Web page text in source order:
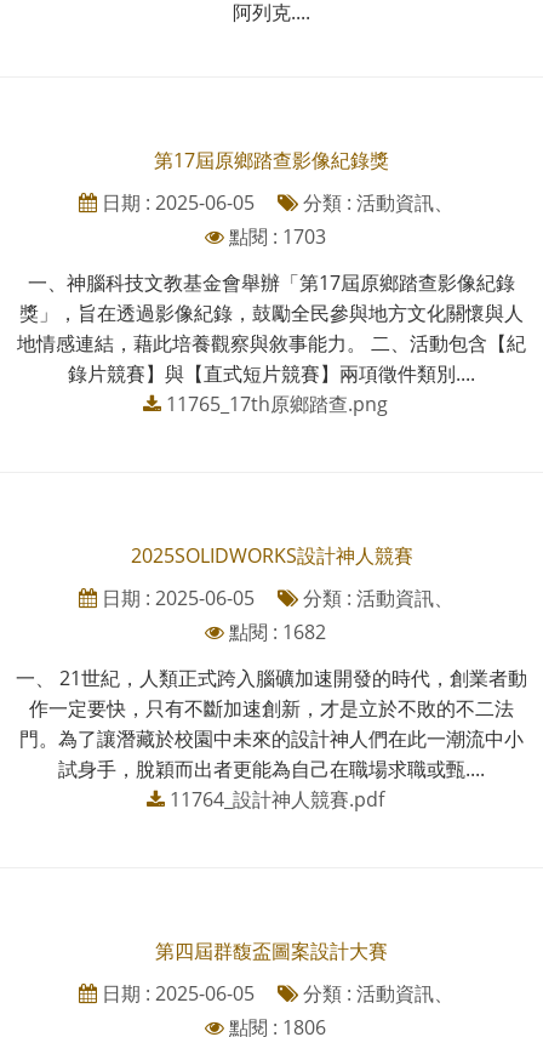
阿列克....
第17屆原鄉踏查影像紀錄獎
日期 : 2025-06-05
分類 : 活動資訊、
點閱 : 1703
一、神腦科技文教基金會舉辦「第17屆原鄉踏查影像紀錄
獎」，旨在透過影像紀錄，鼓勵全民參與地方文化關懷與人
地情感連結，藉此培養觀察與敘事能力。 二、活動包含【紀
錄片競賽】與【直式短片競賽】兩項徵件類別....
11765_17th原鄉踏查.png
2025SOLIDWORKS設計神人競賽
日期 : 2025-06-05
分類 : 活動資訊、
點閱 : 1682
一、 21世紀，人類正式跨入腦礦加速開發的時代，創業者動
作一定要快，只有不斷加速創新，才是立於不敗的不二法
門。為了讓潛藏於校園中未來的設計神人們在此一潮流中小
試身手，脫穎而出者更能為自己在職場求職或甄....
11764_設計神人競賽.pdf
第四屆群馥盃圖案設計大賽
日期 : 2025-06-05
分類 : 活動資訊、
點閱 : 1806